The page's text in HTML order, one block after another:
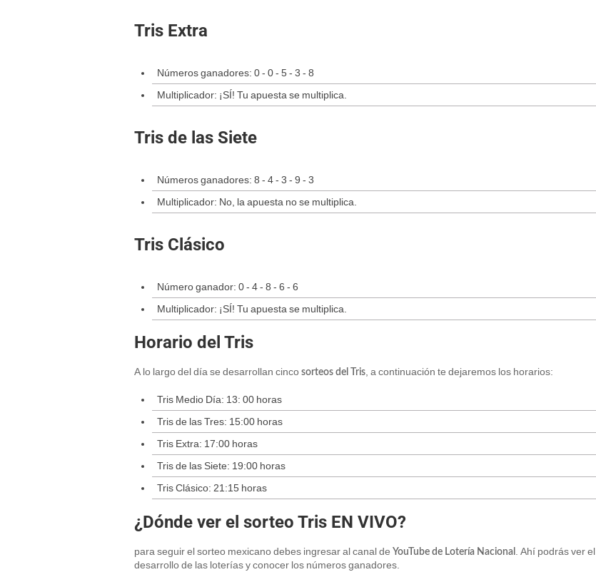
Tris Extra
Números ganadores: 0 - 0 - 5 - 3 - 8
Multiplicador: ¡SÍ! Tu apuesta se multiplica.
Tris de las Siete
Números ganadores: 8 - 4 - 3 - 9 - 3
Multiplicador: No, la apuesta no se multiplica.
Tris Clásico
Número ganador: 0 - 4 - 8 - 6 - 6
Multiplicador: ¡SÍ! Tu apuesta se multiplica.
Horario del Tris
A lo largo del día se desarrollan cinco sorteos del Tris, a continuación te dejaremos los horarios:
Tris Medio Día: 13: 00 horas
Tris de las Tres: 15:00 horas
Tris Extra: 17:00 horas
Tris de las Siete: 19:00 horas
Tris Clásico: 21:15 horas
¿Dónde ver el sorteo Tris EN VIVO?
para seguir el sorteo mexicano debes ingresar al canal de YouTube de Lotería Nacional
. Ahí podrás ver el
desarrollo de las loterías y conocer los números ganadores.